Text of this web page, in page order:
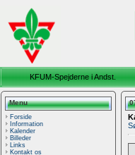
KFUM-Spejderne i Andst.
Menu
Forside
Information
Kalender
Billeder
Links
Kontakt os